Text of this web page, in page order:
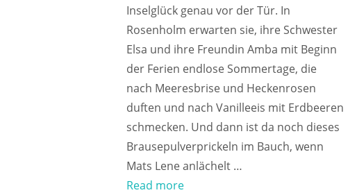
Inselglück genau vor der Tür. In
Rosenholm erwarten sie, ihre Schwester
Elsa und ihre Freundin Amba mit Beginn
der Ferien endlose Sommertage, die
nach Meeresbrise und Heckenrosen
duften und nach Vanilleeis mit Erdbeeren
schmecken. Und dann ist da noch dieses
Brausepulverprickeln im Bauch, wenn
Mats Lene anlächelt …
Read more